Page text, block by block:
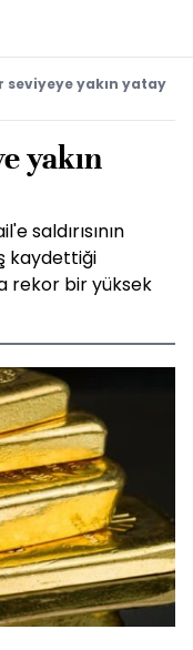
seviyeye yakın yatay
yakın
saldırısının
kaydettiği
rekor bir yüksek